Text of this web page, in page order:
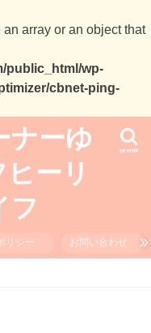
array or an object that
public_html/wp-
cbnet-ping-
ナーゆ
ーリ
フ
search
リシー お問い合わせ